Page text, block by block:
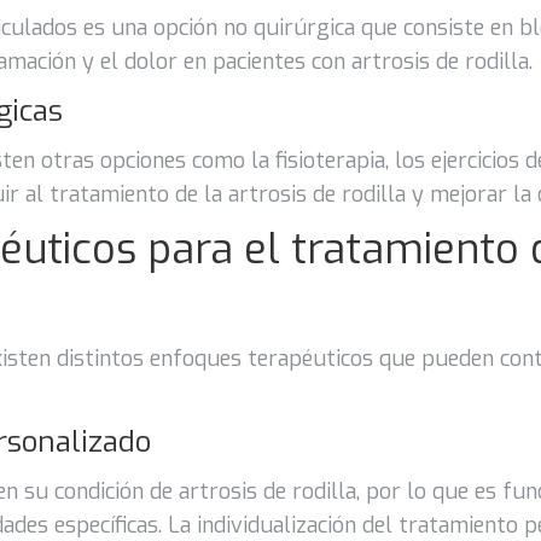
es una opción no quirúrgica que consiste en
y el dolor en pacientes con artrosis de rodilla.
otras opciones como la fisioterapia, los ejercicios
al tratamiento de la artrosis de rodilla y mejorar la
para el tratamiento
distintos enfoques terapéuticos que pueden
su condición de artrosis de rodilla, por lo que es
específicas. La individualización del tratamiento